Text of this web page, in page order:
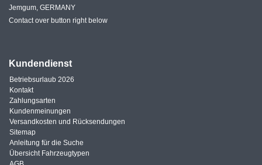
Jemgum, GERMANY
Contact over button right below
Kundendienst
Betriebsurlaub 2026
Kontakt
Zahlungsarten
Kundenmeinungen
Versandkosten und Rücksendungen
Sitemap
Anleitung für die Suche
Übersicht Fahrzeugtypen